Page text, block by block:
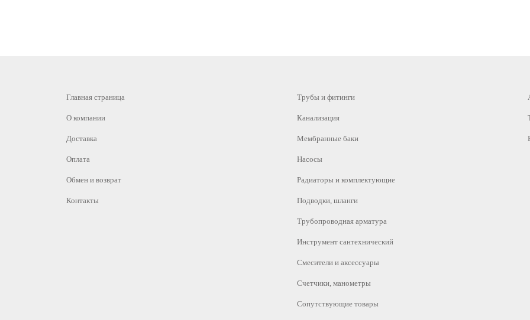
Главная страница
О компании
Доставка
Оплата
Обмен и возврат
Контакты
Трубы и фитинги
Канализация
Мембранные баки
Насосы
Радиаторы и комплектующие
Подводки, шланги
Трубопроводная арматура
Инструмент сантехнический
Смесители и аксессуары
Счетчики, манометры
Сопутствующие товары